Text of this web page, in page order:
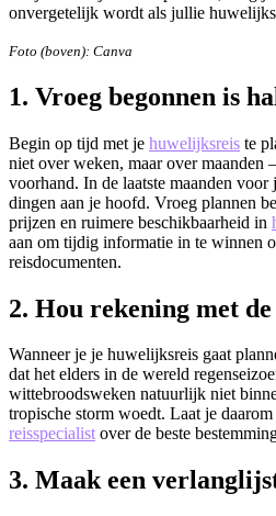
onvergetelijk wordt als jullie
​Foto (boven): Canva
1. Vroeg begonnen is
Begin op tijd met je huwelijksreis te
niet over weken, maar over maanden
voorhand. In de laatste maanden
dingen aan je hoofd. Vroeg plannen
prijzen en ruimere beschikbaarheid in
aan om tijdig informatie in te winnen
reisdocumenten.
2. Hou rekening met de
Wanneer je je huwelijksreis gaat
dat het elders in de wereld
wittebroodsweken natuurlijk niet
tropische storm woedt. Laat je
reisspecialistover de beste
3. Maak een